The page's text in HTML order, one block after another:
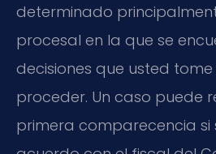
determinado
procesal en la que se
decisiones que usted
proceder. Un caso puede
primera comparecencia si